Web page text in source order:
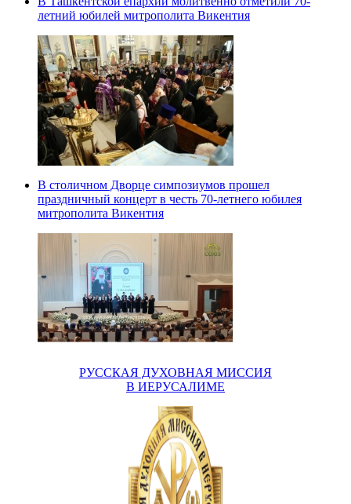
летний юбилей митрополита Викентия
В столичном Дворце симпозиумов прошел
праздничный концерт в честь 70-летнего юбилея
митрополита Викентия
РУССКАЯ ДУХОВНАЯ МИССИЯ
В ИЕРУСАЛИМЕ